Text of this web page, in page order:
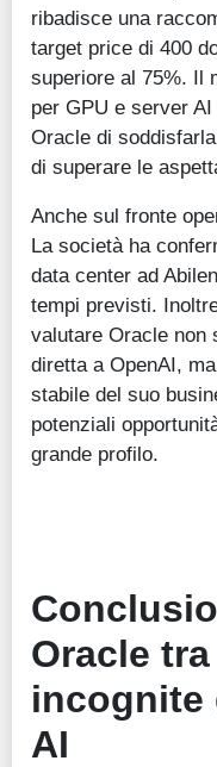
ribadisce una
target price di 400
superiore al 75%. Il
per GPU e server
Oracle di
di superare le
Anche sul fronte
La società ha
data center ad
tempi previsti.
valutare Oracle non
diretta a OpenAI,
stabile del suo
potenziali
grande profilo.
Oracle
incognite
AI